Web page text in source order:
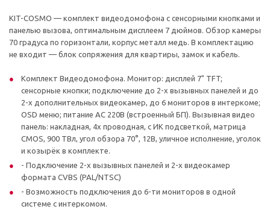
KIT-COSMO — комплект видеодомофона с сенсорными кнопками и
панелью вызова, оптимальным дисплеем 7 дюймов. Обзор камеры
70 градуса по горизонтали, корпус металл медь. В комплектацию
не входит — блок сопряжения для квартиры, замок и кабель.
Комплект Видеодомофона. Монитор: дисплей 7" TFT;
сенсорные кнопки; подключение до 2-х вызывных панелей и до
2-х дополнительных видеокамер, до 6 мониторов в интеркоме;
OSD меню; питание AC 220В (встроенный БП). Вызывная видео
панель: накладная, 4х проводная, с ИК подсветкой, матрица
CMOS, 900 ТВл, угол обзора 70°, 12В, уличное исполнение, уголок
и козырёк в комплекте.
- Подключение 2-х вызывных панелей и 2-х видеокамер
формата CVBS (PAL/NTSC)
- Возможность подключения до 6-ти мониторов в одной
системе с интеркомом.